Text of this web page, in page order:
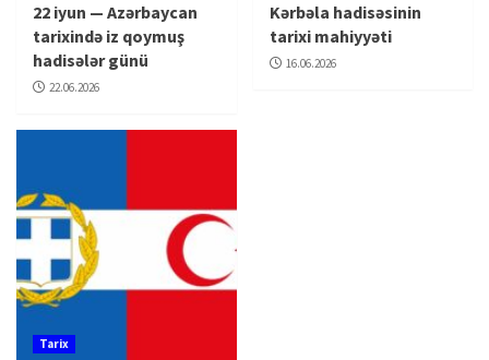
22 iyun — Azərbaycan
tarixində iz qoymuş
hadisələr günü
22.06.2026
Kərbəla hadisəsinin
tarixi mahiyyəti
16.06.2026
Tarix